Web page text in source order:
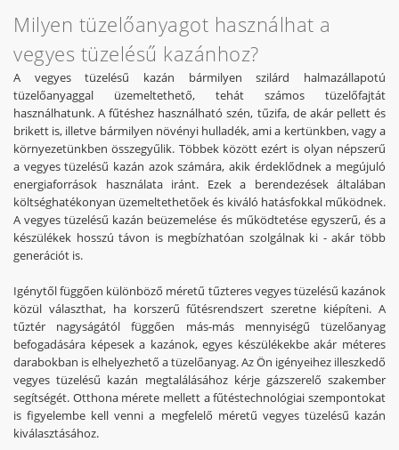
költséghatékonyan üzemeltethetőek és kiváló hatásfokkal
működnek. A vegyes tüzelésű kazán beüzemelése és
működtetése egyszerű, és a készülékek hosszú távon is
megbízhatóan szolgálnak ki - akár több generációt is.
Igénytől függően különböző méretű tűzteres vegyes
tüzelésű kazánok közül választhat, ha korszerű
fűtésrendszert szeretne kiépíteni. A tűztér nagyságától
függően más-más mennyiségű tüzelőanyag befogadására
képesek a kazánok, egyes készülékekbe akár méteres
darabokban is elhelyezhető a tüzelőanyag. Az Ön
igényeihez illeszkedő vegyes tüzelésű kazán megtalálásához
kérje gázszerelő szakember segítségét. Otthona mérete
mellett a fűtéstechnológiai szempontokat is figyelembe kell
kiválasztásához.
Milyen előnyei vannak a vegyes
tüzelésű kazánnak?
Könnyű az üzemeltetése. Szakmai tudás hiányában is
könnyen és biztonságosan üzemeltethetjük a készüléket.
Hosszú távú működés. A vegyes tüzelésű kazánok nagyon
ritkán hibásodnak meg, így ritkán igényel szakember által
végzett javítási munkálatokat. Gazdaságos fűtéstípus. Mivel
Milyen tüzelőanyagot használhat a
vegyes tüzelésű kazánhoz?
A vegyes tüzelésű kazán bármilyen szilárd halmazállapotú
tüzelőanyaggal üzemeltethető, tehát számos tüzelőfajtát
használhatunk. A fűtéshez használható szén, tűzifa, de akár pellett és
brikett is, illetve bármilyen növényi hulladék, ami a kertünkben, vagy a
környezetünkben összegyűlik. Többek között ezért is olyan népszerű
a vegyes tüzelésű kazán azok számára, akik érdeklődnek a megújuló
energiaforrások használata iránt. Ezek a berendezések általában
költséghatékonyan üzemeltethetőek és kiváló hatásfokkal működnek.
A vegyes tüzelésű kazán beüzemelése és működtetése egyszerű, és a
készülékek hosszú távon is megbízhatóan szolgálnak ki - akár több
generációt is.
Igénytől függően különböző méretű tűzteres vegyes tüzelésű kazánok
közül választhat, ha korszerű fűtésrendszert szeretne kiépíteni. A
tűztér nagyságától függően más-más mennyiségű tüzelőanyag
befogadására képesek a kazánok, egyes készülékekbe akár méteres
darabokban is elhelyezhető a tüzelőanyag. Az Ön igényeihez illeszkedő
vegyes tüzelésű kazán megtalálásához kérje gázszerelő szakember
segítségét. Otthona mérete mellett a fűtéstechnológiai szempontokat
is figyelembe kell venni a megfelelő méretű vegyes tüzelésű kazán
kiválasztásához.